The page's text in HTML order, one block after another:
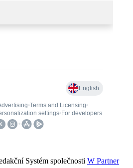
Systém společnosti W Partner